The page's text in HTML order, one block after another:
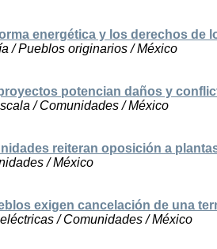
energética y los derechos de
/ Pueblos originarios / México
potencian daños y
/ Comunidades / México
reiteran oposición a
/ México
exigen cancelación de una
/ Comunidades / México